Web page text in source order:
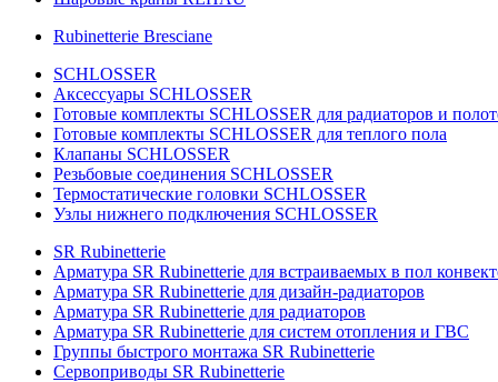
Rubinetterie Bresciane
SCHLOSSER
Аксессуары SCHLOSSER
Готовые комплекты SCHLOSSER для радиаторов и
Готовые комплекты SCHLOSSER для теплого пола
Клапаны SCHLOSSER
Резьбовые соединения SCHLOSSER
Термостатические головки SCHLOSSER
Узлы нижнего подключения SCHLOSSER
SR Rubinetterie
Арматура SR Rubinetterie для встраиваемых в пол
Арматура SR Rubinetterie для дизайн-радиаторов
Арматура SR Rubinetterie для радиаторов
Арматура SR Rubinetterie для систем отопления и ГВС
Группы быстрого монтажа SR Rubinetterie
Сервоприводы SR Rubinetterie